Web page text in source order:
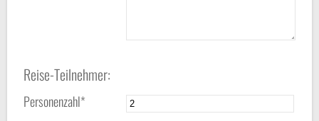
Reise-Teilnehmer:
Personenzahl*